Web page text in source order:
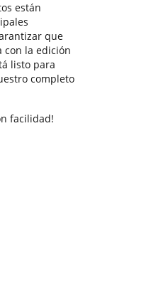
están
que
con la edición
listo para
completo
facilidad!